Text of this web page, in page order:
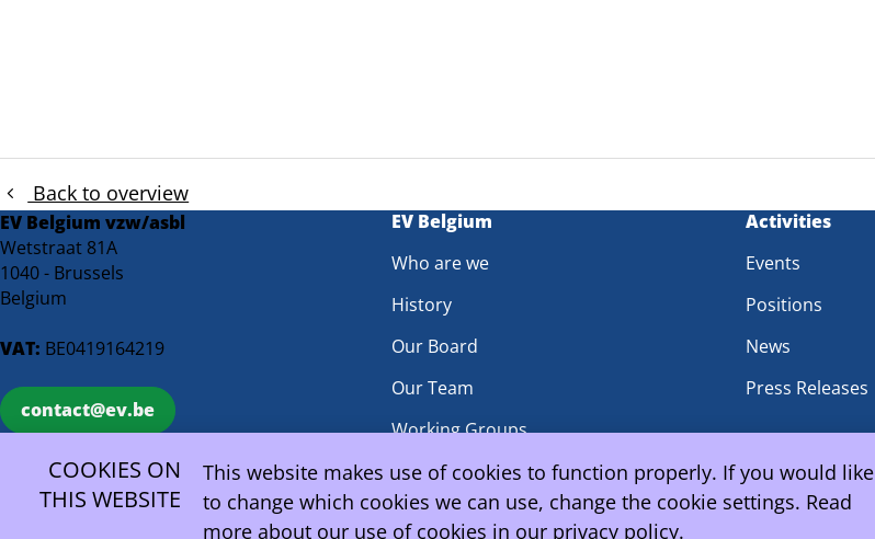
Back to overview
EV Belgium vzw/asbl
Wetstraat 81A
1040 - Brussels
Belgium
VAT: BE0419164219
contact@ev.be
EV Belgium
Who are we
History
Our Board
Our Team
Working Groups
Statutes
Activities
Events
Positions
News
Press Releases
COOKIES ON
THIS WEBSITE
This website makes use of cookies to function properly. If you would like
to change which cookies we can use, change the cookie settings. Read
more about our use of cookies in our privacy policy.